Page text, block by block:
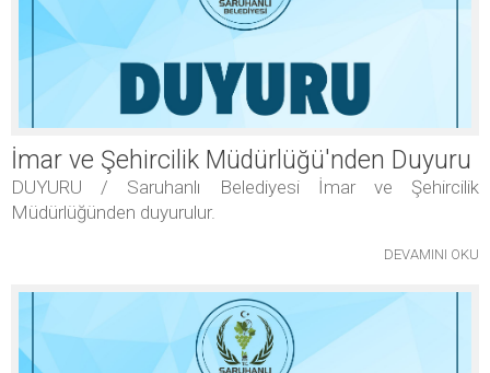
İmar ve Şehircilik Müdürlüğü'nden Duyuru
DUYURU / Saruhanlı Belediyesi İmar ve Şehircilik
Müdürlüğünden duyurulur.
DEVAMINI OKU